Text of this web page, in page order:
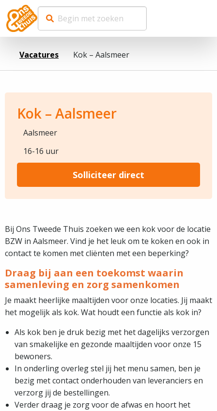
Vacatures Kok – Aalsmeer
Kok – Aalsmeer
Aalsmeer
16-16 uur
Solliciteer direct
Bij Ons Tweede Thuis zoeken we een kok voor de locatie
BZW in Aalsmeer. Vind je het leuk om te koken en ook in
contact te komen met cliënten met een beperking?
Draag bij aan een toekomst waarin
samenleving en zorg samenkomen
Je maakt heerlijke maaltijden voor onze locaties. Jij maakt
het mogelijk als kok. Wat houdt een functie als kok in?
Als kok ben je druk bezig met het dagelijks verzorgen
van smakelijke en gezonde maaltijden voor onze 15
bewoners.
In onderling overleg stel jij het menu samen, ben je
bezig met contact onderhouden van leveranciers en
verzorg jij de bestellingen.
Verder draag je zorg voor de afwas en hoort het